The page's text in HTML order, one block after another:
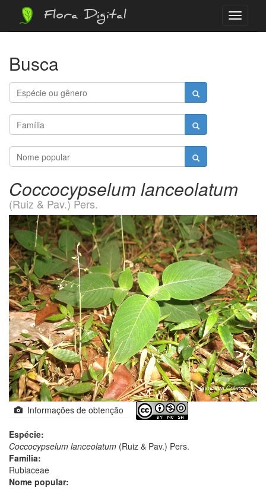
Menu
Flora Digital
Busca
Coccocypselum lanceolatum
(Ruiz & Pav.) Pers.
Informações de obtenção
Espécie:
Coccocypselum lanceolatum (Ruiz & Pav.) Pers.
Família:
Rubiaceae
Nome popular: